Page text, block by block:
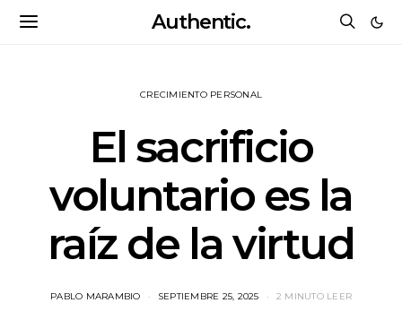
Authentic.
CRECIMIENTO PERSONAL
El sacrificio
voluntario es la
raíz de la virtud
PABLO MARAMBIO SEPTIEMBRE 25, 2025 2 MINUTO LEER